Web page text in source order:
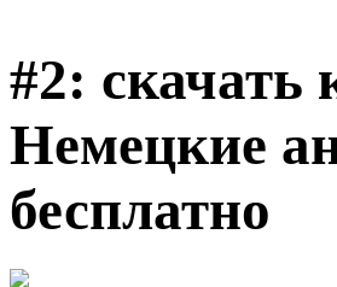
#2:
Немецкие
бесплатно